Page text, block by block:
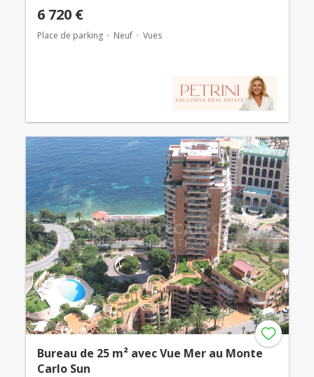
6 720 €
Place de parking Neuf Vues
Bureau de 25 m² avec Vue Mer au Monte
Carlo Sun